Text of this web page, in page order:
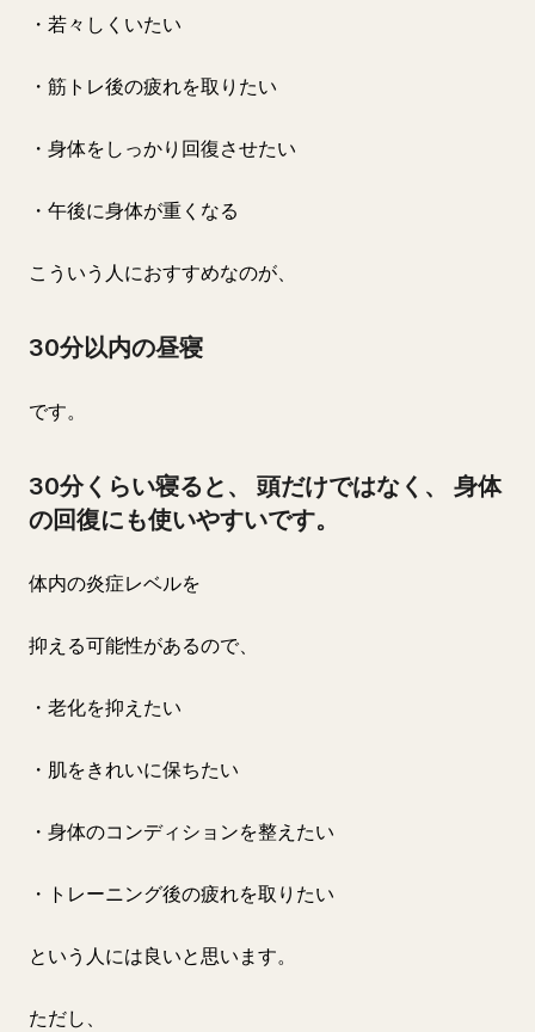
・若々しくいたい
・筋トレ後の疲れを取りたい
・身体をしっかり回復させたい
・午後に身体が重くなる
こういう人におすすめなのが、
30分以内の昼寝
です。
30分くらい寝ると、 頭だけではなく、 身体
の回復にも使いやすいです。
体内の炎症レベルを
抑える可能性があるので、
・老化を抑えたい
・肌をきれいに保ちたい
・身体のコンディションを整えたい
・トレーニング後の疲れを取りたい
という人には良いと思います。
ただし、